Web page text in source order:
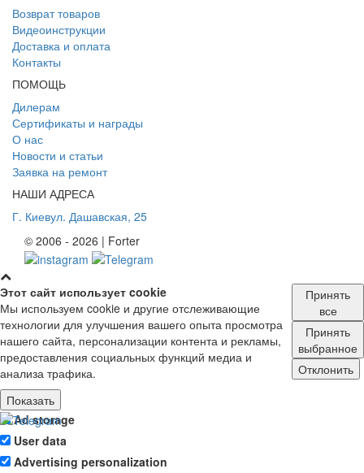
Возврат товаров
Видеоинструкции
Доставка и оплата
Контакты
ПОМОЩЬ
Дилерам
Сертификаты и награды
О нас
Новости и статьи
Заявка на ремонт
НАШИ АДРЕСА
Г. Киевул. Дашавская, 25
© 2006 - 2026 | Forter
Этот сайт использует cookie
Мы используем cookie и другие отслеживающие
технологии для улучшения вашего опыта просмотра
нашего сайта, персонализации контента и рекламы,
предоставления социальных функций медиа и
анализа трафика.
Показать
Ad storage
User data
Advertising personalization
Принять
все
Принять
выбранное
Отклонить